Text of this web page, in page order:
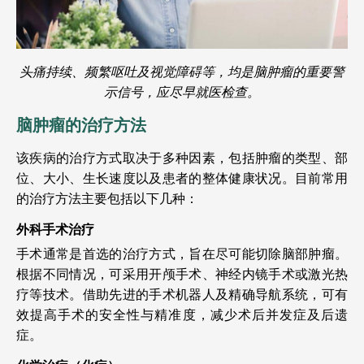
头痛持续、频繁呕吐及视觉障碍等，均是脑肿瘤的重要警
示信号，应尽早就医检查。
脑肿瘤的治疗方法
该疾病的治疗方式取决于多种因素，包括肿瘤的类型、部
位、大小、生长速度以及患者的整体健康状况。目前常用
的治疗方法主要包括以下几种：
外科手术治疗
手术通常是首选的治疗方式，旨在尽可能切除脑部肿瘤。
根据不同情况，可采用开颅手术、神经内镜手术或激光热
疗等技术。借助先进的手术机器人及精确导航系统，可有
效提高手术的安全性与精准度，减少术后并发症及后遗
症。